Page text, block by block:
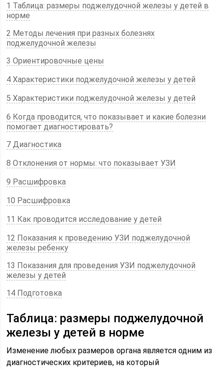
1 Таблица: размеры поджелудочной железы у детей в
норме
2 Методы лечения при разных болезнях
поджелудочной железы
3 Ориентировочные цены
4 Характеристики поджелудочной железы у детей
5 Характеристики поджелудочной железы у детей
6 Когда проводится, что показывает и какие болезни
помогает диагностировать?
7 Диагностика
8 Отклонения от нормы: что показывает УЗИ
9 Расшифровка
10 Расшифровка
11 Как проводится исследование у детей
12 Показания к проведению УЗИ поджелудочной
железы ребенку
13 Показания для проведения УЗИ поджелудочной
железы у детей
14 Подготовка
Таблица: размеры поджелудочной
железы у детей в норме
Изменение любых размеров органа является одним из
диагностических критериев, на который